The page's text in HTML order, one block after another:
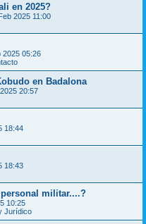
en 2025?
2025 11:00
2025 05:26
en Badalona
20:57
18:44
18:43
militar....?
10:25
Jurídico